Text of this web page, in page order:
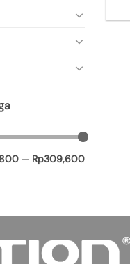
— Rp309,600